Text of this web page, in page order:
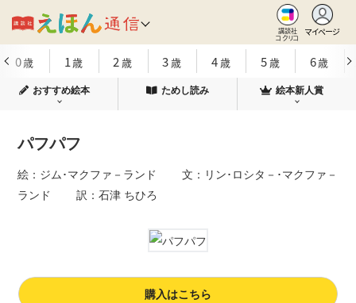
講談社
コクリコ
マイページ
0歳 1歳 2 歳 3歳 4歳 5歳 6歳
おすすめ絵本 ためし読み 絵本新人賞
パフパフ
絵：ジム･マクファ－ランド 文：リン･ロシタ－･マクファ－
ランド 訳：石津 ちひろ
購入はこちら